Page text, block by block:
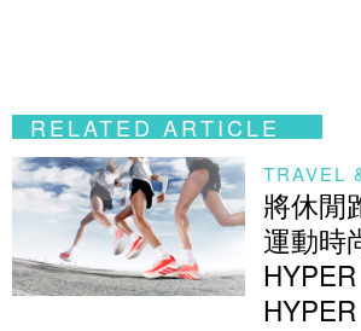
RELATED ARTICLE
TRAVEL
將休閒
運動時
HYPER